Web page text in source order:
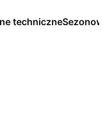
techniczne